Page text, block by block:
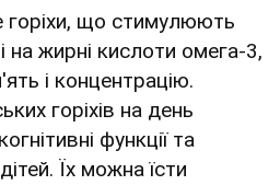
горіхи, що стимулюють
на жирні кислоти омега-3,
і концентрацію.
горіхів на день
функції та
Їх можна їсти